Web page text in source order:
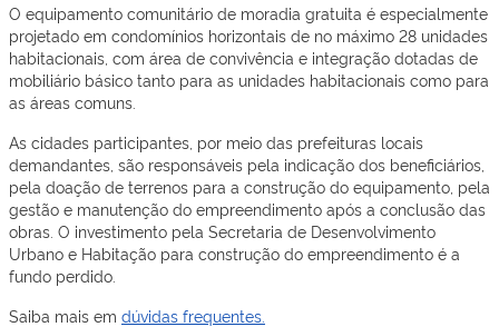
O equipamento comunitário de moradia gratuita é especialmente
projetado em condomínios horizontais de no máximo 28 unidades
habitacionais, com área de convivência e integração dotadas de
mobiliário básico tanto para as unidades habitacionais como para
as áreas comuns.
As cidades participantes, por meio das prefeituras locais
demandantes, são responsáveis pela indicação dos beneficiários,
pela doação de terrenos para a construção do equipamento, pela
gestão e manutenção do empreendimento após a conclusão das
obras. O investimento pela Secretaria de Desenvolvimento
Urbano e Habitação para construção do empreendimento é a
fundo perdido.
Saiba mais em dúvidas frequentes.